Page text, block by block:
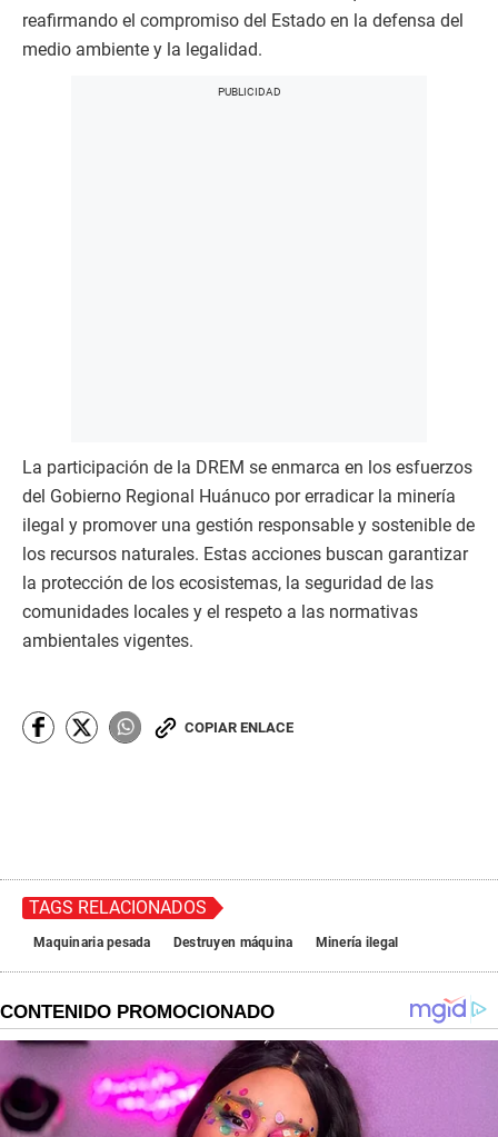
reafirmando el compromiso del Estado en la defensa del
medio ambiente y la legalidad.
La participación de la DREM se enmarca en los esfuerzos
del Gobierno Regional Huánuco por erradicar la minería
ilegal y promover una gestión responsable y sostenible de
los recursos naturales. Estas acciones buscan garantizar
la protección de los ecosistemas, la seguridad de las
comunidades locales y el respeto a las normativas
ambientales vigentes.
COPIAR ENLACE
TAGS RELACIONADOS
Maquinaria pesada Destruyen máquina Minería ilegal